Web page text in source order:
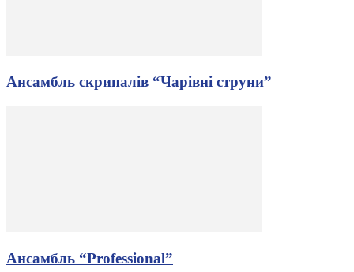
Ансамбль скрипалів “Чарівні струни”
Ансамбль “Professional”